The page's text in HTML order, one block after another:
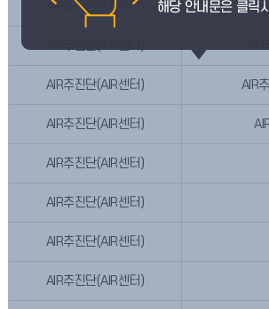
AIR추진단(AIR센터) AIR
AIR추진단(AIR센터) AIR
AIR추진단(AIR센터)
AIR추진단(AIR센터)
AIR추진단(AIR센터)
AIR추진단(AIR센터)
AIR추진단(AIR센터)